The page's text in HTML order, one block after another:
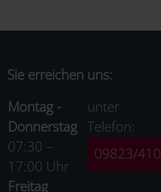
Sie erreichen uns:
Montag -
Donnerstag
07:30 –
17:00 Uhr
Freitag
unter
Telefon:
09823/410